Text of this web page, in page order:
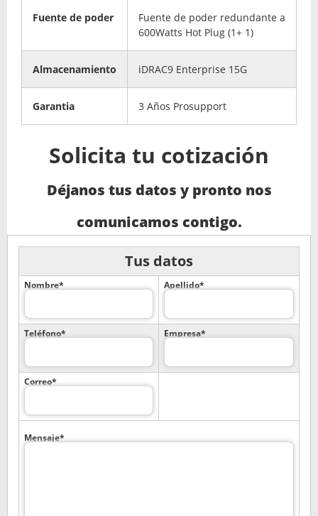
Fuente de poder
Fuente de poder redundante a
600Watts Hot Plug (1+ 1)
Almacenamiento iDRAC9 Enterprise 15G
Garantia 3 Años Prosupport
Solicita tu cotización
Déjanos tus datos y pronto nos
comunicamos contigo.
Tus datos
Nombre* Apellido*
Teléfono* Empresa*
Correo*
Mensaje*